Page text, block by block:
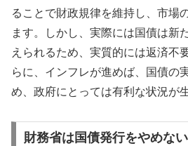
ることで財政規律を維持し、市場
ます。しかし、実際には国債は新
えられるため、実質的には返済不
らに、インフレが進めば、国債の
め、政府にとっては有利な状況が
財務省は国債発行をやめない